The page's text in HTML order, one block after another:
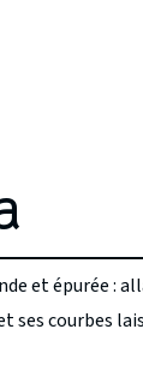
et épurée :
ses courbes